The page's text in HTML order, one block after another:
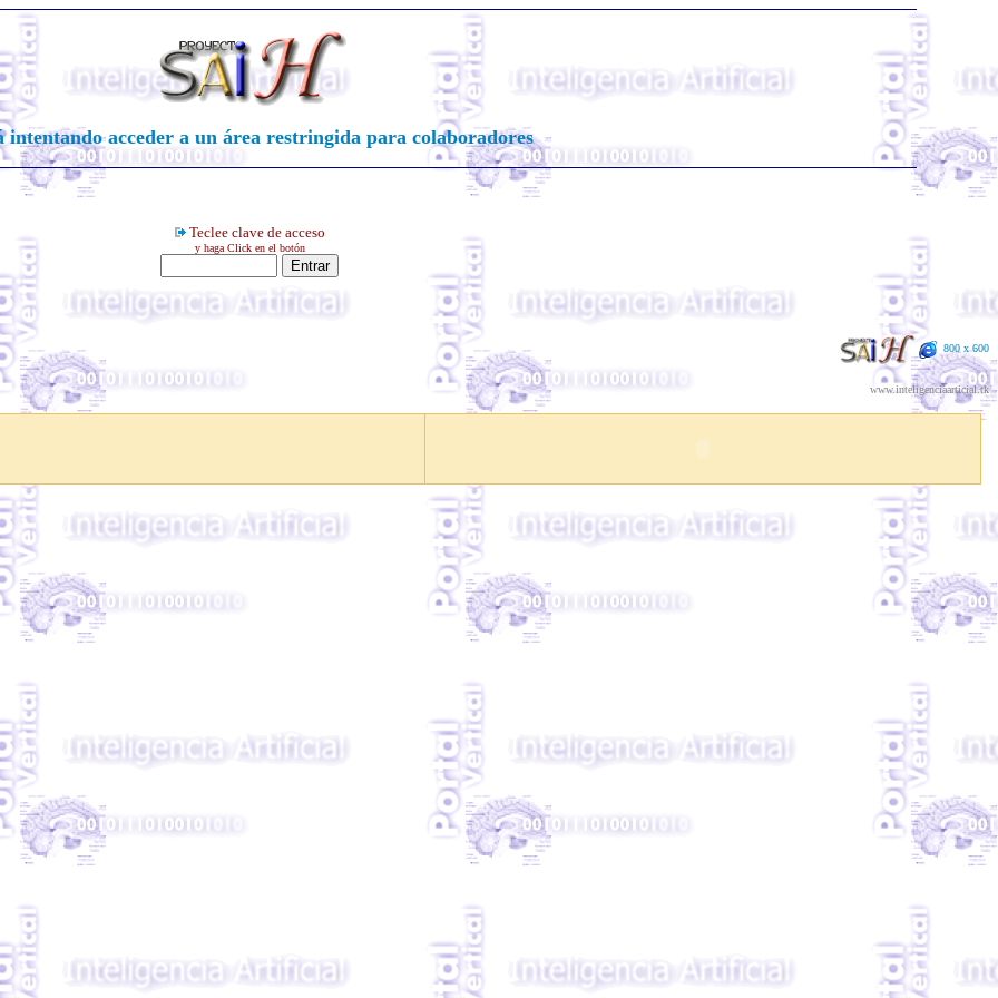
intentando acceder a un área restringida para colaboradores
Teclee clave de acceso
y haga Click en el botón
800 x 600
www.inteligenciaarticial.tk